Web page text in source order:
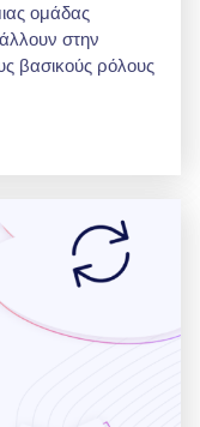
ομάδας
στην
βασικούς ρόλους